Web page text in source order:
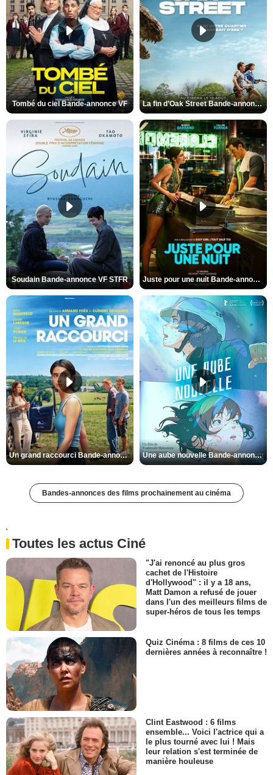
Tombé du ciel Bande-annonce VF La fin d’Oak Street Bande-annonce VO STFR
Soudain Bande-annonce VF STFR Juste pour une nuit Bande-annonce VO STFR
Un grand raccourci Bande-annonce VF Une aube nouvelle Bande-annonce VO STFR
Bandes-annonces des films prochainement au cinéma
'
Toutes les actus Ciné
"J'ai renoncé au plus gros
cachet de l'Histoire
d'Hollywood" : il y a 18 ans,
Matt Damon a refusé de jouer
dans l'un des meilleurs films de
super-héros de tous les temps
Quiz Cinéma : 8 films de ces 10
dernières années à reconnaître !
Clint Eastwood : 6 films
ensemble... Voici l'actrice qui a
le plus tourné avec lui ! Mais
leur relation s'est terminée de
manière houleuse